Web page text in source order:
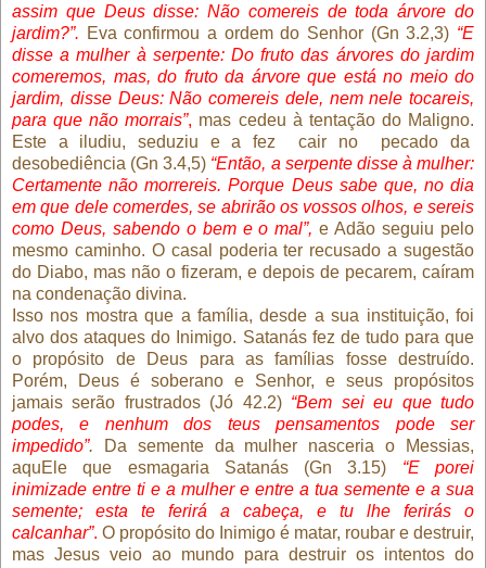
assim que Deus disse: Não comereis de toda árvore do
jardim?”. Eva confirmou a ordem do Senhor (Gn 3.2,3) “E
disse a mulher à serpente: Do fruto das árvores do jardim
comeremos, mas, do fruto da árvore que está no meio do
jardim, disse Deus: Não comereis dele, nem nele tocareis,
para que não morrais”, mas cedeu à tentação do Maligno.
Este a iludiu, seduziu e a fez
cair no
pecado da
desobediência (Gn 3.4,5) “Então, a serpente disse à mulher:
Certamente não morrereis. Porque Deus sabe que, no dia
em que dele comerdes, se abrirão os vossos olhos, e sereis
como Deus, sabendo o bem e o mal”, e Adão seguiu pelo
mesmo caminho. O casal poderia ter recusado a sugestão
do Diabo, mas não o fizeram, e depois de pecarem, caíram
na condenação divina.
Isso nos mostra que a família, desde a sua instituição, foi
alvo dos ataques do Inimigo. Satanás fez de tudo para que
o propósito de Deus para as famílias fosse destruído.
Porém, Deus é soberano e Senhor, e seus propósitos
jamais serão frustrados (Jó 42.2) “Bem sei eu que tudo
podes, e nenhum dos teus pensamentos pode ser
impedido”. Da semente da mulher nasceria o Messias,
aquEle que esmagaria Satanás (Gn 3.15) “E porei
inimizade entre ti e a mulher e entre a tua semente e a sua
semente; esta te ferirá a cabeça, e tu lhe ferirás o
calcanhar”. O propósito do Inimigo é matar, roubar e destruir,
mas Jesus veio ao mundo para destruir os intentos do